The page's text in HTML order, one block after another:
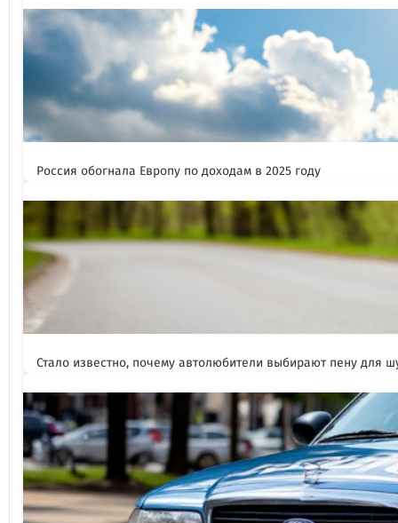
Россия обогнала Европу по доходам в 2025 году
Стало известно, почему автолюбители выбирают пену для